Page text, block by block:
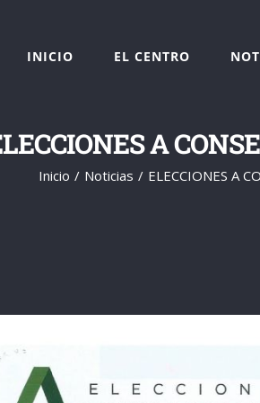
INICIO EL CENTRO
A
Inicio Noticias ELECCIONES A